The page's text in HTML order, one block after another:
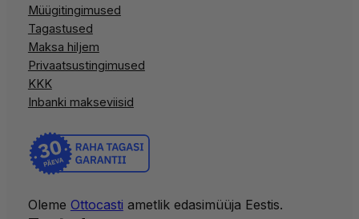
Müügitingimused
Tagastused
Maksa hiljem
Privaatsustingimused
KKK
Inbanki makseviisid
Oleme Ottocasti ametlik edasimüüja Eestis.